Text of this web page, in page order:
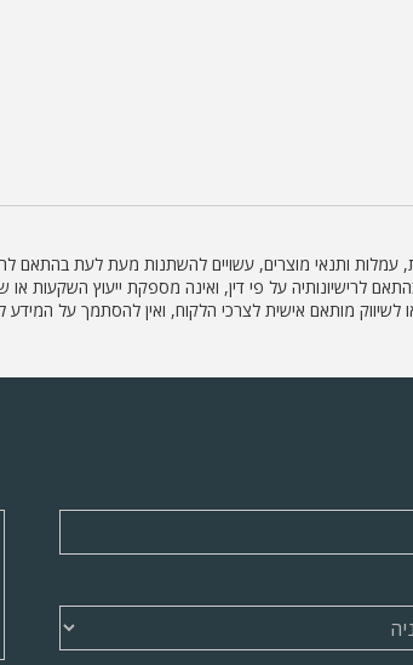
עמלות ותנאי מוצרים, עשויים להשתנות מעת לעת בהתאם
הביטוחי והפיננסי בהתאם לרישיונותיה על פי דין, ואינה מספקת
או לשיווק מותאם אישית לצרכי הלקוח, ואין להסתמך על